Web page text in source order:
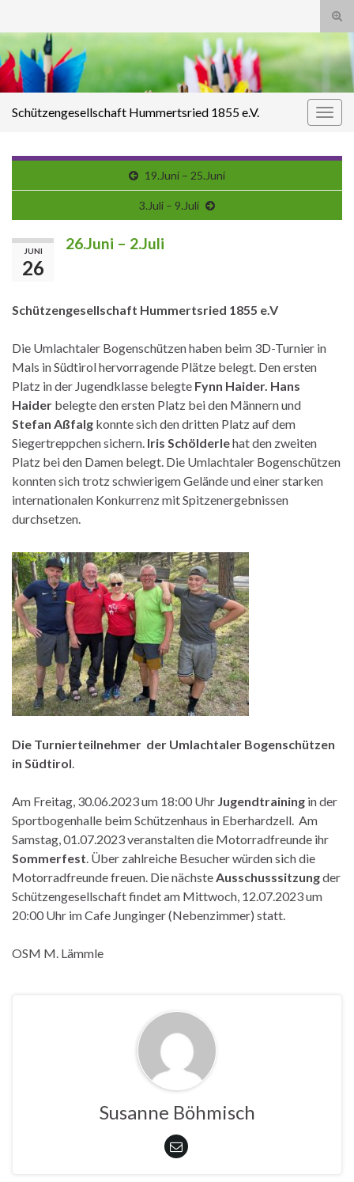
Search for:
Schützengesellschaft Hummertsried 1855 e.V.
19.Juni – 25.Juni
3.Juli – 9.Juli
JUNI
26
26.Juni – 2.Juli
Schützengesellschaft Hummertsried 1855 e.V
Die Umlachtaler Bogenschützen haben beim 3D-Turnier in
Mals in Südtirol hervorragende Plätze belegt. Den ersten
Platz in der Jugendklasse belegte Fynn Haider. Hans
Haider belegte den ersten Platz bei den Männern und
Stefan Aßfalg konnte sich den dritten Platz auf dem
Siegertreppchen sichern. Iris Schölderlehat den zweiten
Platz bei den Damen belegt. Die Umlachtaler Bogenschützen
konnten sich trotz schwierigem Gelände und einer starken
internationalen Konkurrenz mit Spitzenergebnissen
durchsetzen.
Die Turnierteilnehmer der Umlachtaler Bogenschützen
in Südtirol.
Am Freitag, 30.06.2023 um 18:00 Uhr Jugendtraining in der
Sportbogenhalle beim Schützenhaus in Eberhardzell. Am
Samstag, 01.07.2023 veranstalten die Motorradfreunde ihr
Sommerfest. Über zahlreiche Besucher würden sich die
Motorradfreunde freuen. Die nächsteAusschusssitzungder
Schützengesellschaft findet am Mittwoch, 12.07.2023 um
20:00 Uhr im Cafe Junginger (Nebenzimmer) statt.
OSM M. Lämmle
Susanne Böhmisch